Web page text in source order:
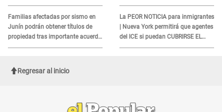
Familias afectadas por sismo en
Junín podrán obtener títulos de
propiedad tras importante acuerdo
de Cofopri
quienes no presenten ESTE
DOCUMENTO
La PEOR NOTICIA para inmigrantes
| Nueva York permitirá que agentes
del ICE si puedan CUBRIRSE EL
ROSTRO
Regresar al inicio